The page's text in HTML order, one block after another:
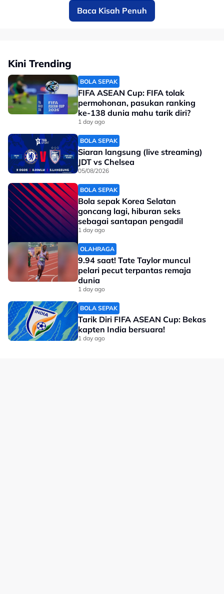
Namun, hantaran itu dipadamkan tidak lama kemudian
setelah Karuna menerima maklumat mengenai Stadium
Kelab Thailand itu akan bertandang ke Petaling Jaya
untuk misi mempertahankan gelaran Piala Shopee
Kejuaraan Kelab-Kelab ASEAN (ACC), esok.
Baca Kisah Penuh
Kini Trending
BOLA SEPAK
FIFA ASEAN Cup: FIFA tolak
permohonan, pasukan ranking
ke-138 dunia mahu tarik diri?
1 day ago
BOLA SEPAK
Siaran langsung (live streaming)
JDT vs Chelsea
05/08/2026
BOLA SEPAK
Bola sepak Korea Selatan
goncang lagi, hiburan seks
sebagai santapan pengadil
1 day ago
OLAHRAGA
9.94 saat! Tate Taylor muncul
pelari pecut terpantas remaja
dunia
1 day ago
BOLA SEPAK
Tarik Diri FIFA ASEAN Cup: Bekas
kapten India bersuara!
1 day ago